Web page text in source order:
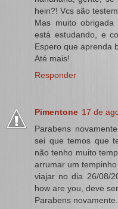
hein?! Vcs são
Mas muito
está estudando, e
Espero que aprenda
Até mais!
Responder
Pimentone 17 de
Parabens
sei que temos que
não tenho muito
arrumar um
viajar no dia 26/08/
how are you, deve
Parabens